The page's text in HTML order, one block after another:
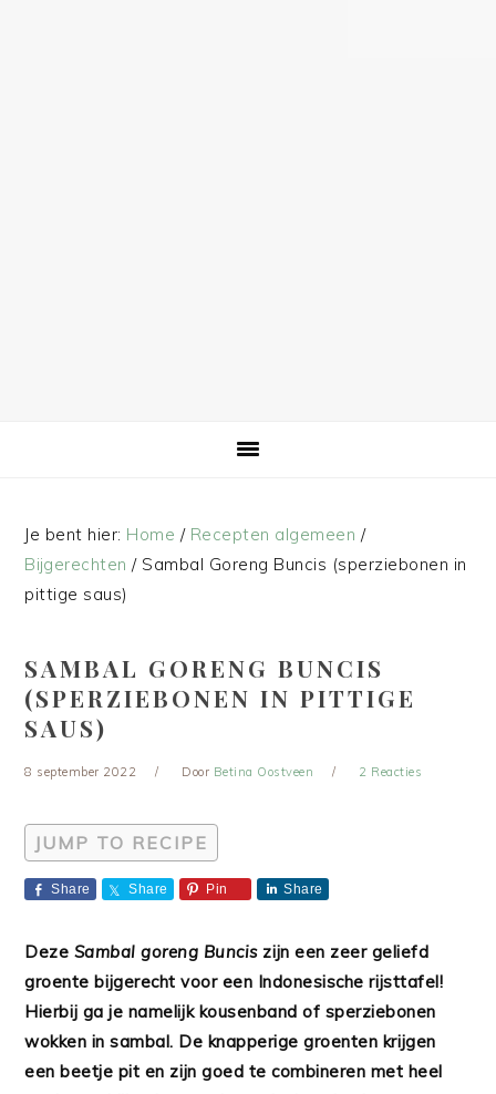
Je bent hier: Home / Recepten algemeen /
Bijgerechten /Sambal Goreng Buncis (sperziebonen in
pittige saus)
SAMBAL GORENG BUNCIS
(SPERZIEBONEN IN PITTIGE
SAUS)
8 september 2022 Door Betina Oostveen 2 Reacties
JUMP TO RECIPE
Share Share Pin Share
Deze Sambal goreng Bunciszijn een zeer geliefd
groente bijgerecht voor een Indonesische rijsttafel!
Hierbij ga je namelijk kousenband of sperziebonen
wokken in sambal. De knapperige groenten krijgen
een beetje pit en zijn goed te combineren met heel